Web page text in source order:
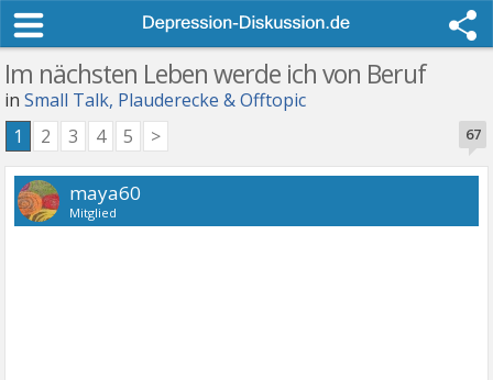
Im nächsten Leben werde ich von Beruf
inSmall Talk, Plauderecke & Offtopic
67
1 2 3 4 5 >
maya60
Mitglied